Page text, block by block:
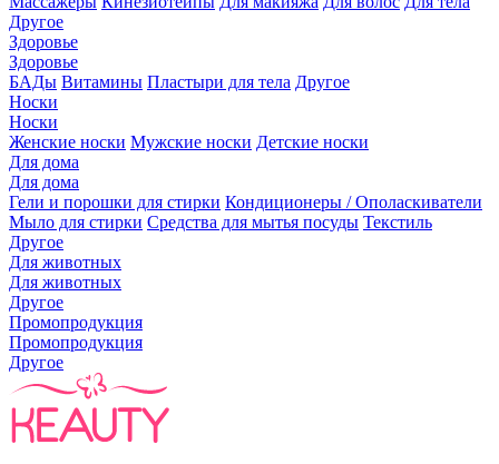
Другое
Здоровье
Здоровье
БАДы Витамины Пластыри для тела Другое
Носки
Носки
Женские носки Мужские носки Детские носки
Для дома
Для дома
Гели и порошки для стирки Кондиционеры / Ополаскиватели
Мыло для стирки Средства для мытья посуды Текстиль
Другое
Для животных
Для животных
Другое
Промопродукция
Промопродукция
Другое